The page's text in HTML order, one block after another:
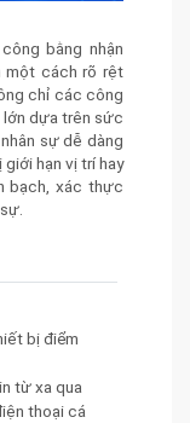
bằng nhận
một cách rõ rệt
chỉ các công
lớn dựa trên sức
sự dễ dàng
hạn vị trí hay
bạch, xác thực
bị điểm
từ xa qua
thoại cá